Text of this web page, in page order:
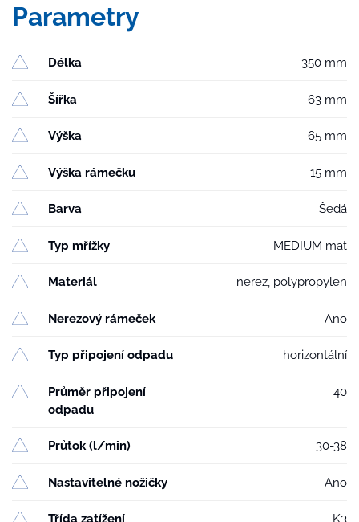
Parametry
Délka 350 mm
Šířka 63 mm
Výška 65 mm
Výška rámečku 15 mm
Barva Šedá
Typ mřížky MEDIUM mat
Materiál nerez, polypropylen
Nerezový rámeček Ano
Typ připojení odpadu horizontální
Průměr připojení
odpadu
40
Průtok (l/min) 30-38
Nastavitelné nožičky Ano
Třída zatížení K3